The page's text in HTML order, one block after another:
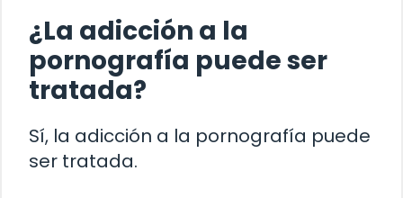
¿La adicción a la
pornografía puede ser
tratada?
Sí, la adicción a la pornografía puede
ser tratada.